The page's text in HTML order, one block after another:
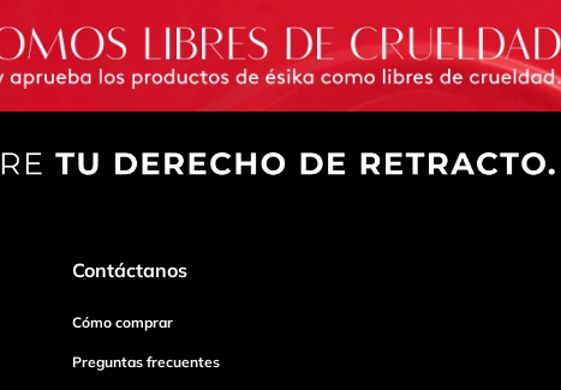
Contáctanos
Cómo comprar
Preguntas frecuentes